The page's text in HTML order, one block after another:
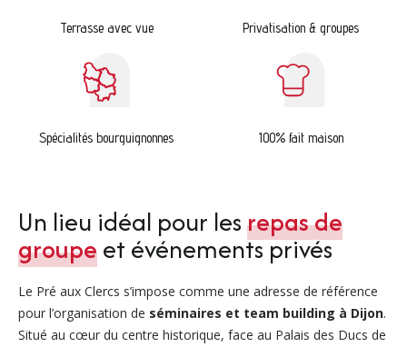
Terrasse avec vue Privatisation & groupes
Spécialités bourguignonnes 100% fait maison
Un lieu idéal pour lesrepas de
groupeet événements privés
Le Pré aux Clercs s’impose comme une adresse de référence
pour l’organisation de séminaires et team building à Dijon.
Situé au cœur du centre historique, face au Palais des Ducs de